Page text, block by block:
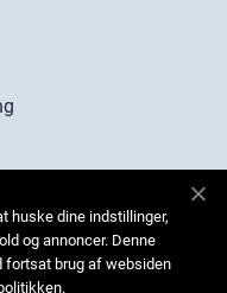
huske dine indstillinger,
og annoncer. Denne
fortsat brug af websiden